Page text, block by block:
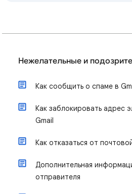
Нежелательные и
Как сообщить о спаме в
Как заблокировать адрес
Gmail
Как отказаться от
Дополнительная
отправителя